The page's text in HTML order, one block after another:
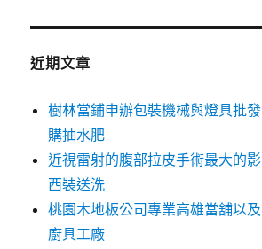
近期文章
樹林當鋪申辦包裝機械與燈具批
購抽水肥
近視雷射的腹部拉皮手術最大的
西裝送洗
桃園木地板公司專業高雄當舖以
廚具工廠